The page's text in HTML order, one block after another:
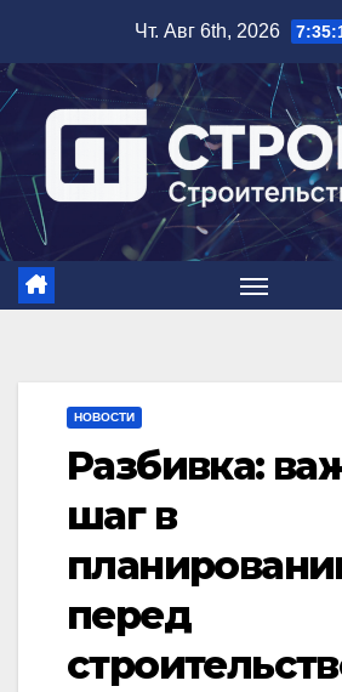
содержимому
Чт. Авг 6th, 2026
НОВОСТИ
Разбивка:
шаг в
перед